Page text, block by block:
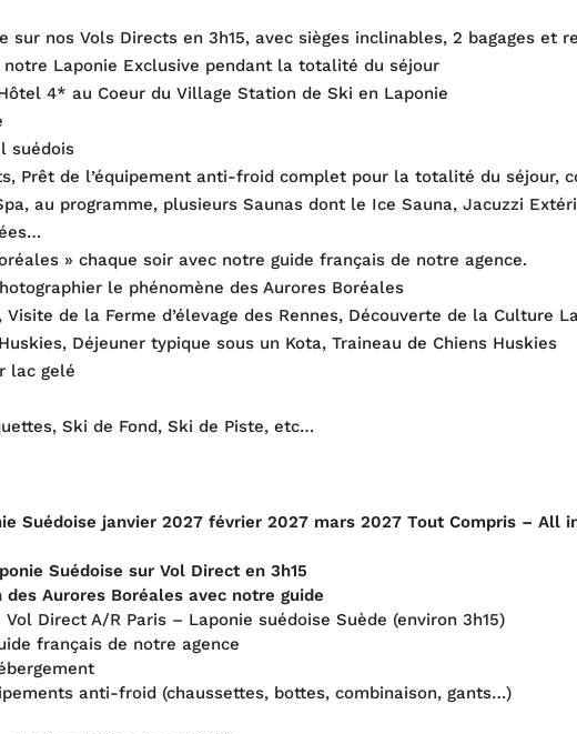
sur nos Vols Directs en 3h15, avec sièges inclinables, 2 bagages et
notre Laponie Exclusive pendant la totalité du séjour
4* au Coeur du Village Station de Ski en Laponie
suédois
Prêt de l’équipement anti-froid complet pour la totalité du séjour,
au programme, plusieurs Saunas dont le Ice Sauna, Jacuzzi
» chaque soir avec notre guide français de notre agence.
le phénomène des Aurores Boréales
Visite de la Ferme d’élevage des Rennes, Découverte de la Culture
Déjeuner typique sous un Kota, Traineau de Chiens Huskies
lac gelé
Ski de Fond, Ski de Piste, etc…
Suédoise janvier 2027 février 2027 mars 2027 Tout Compris –
Suédoise sur Vol Direct en 3h15
Aurores Boréales avec notre guide
Direct A/R Paris – Laponie suédoise Suède (environ 3h15)
français de notre agence
anti-froid (chaussettes, bottes, combinaison, gants…)